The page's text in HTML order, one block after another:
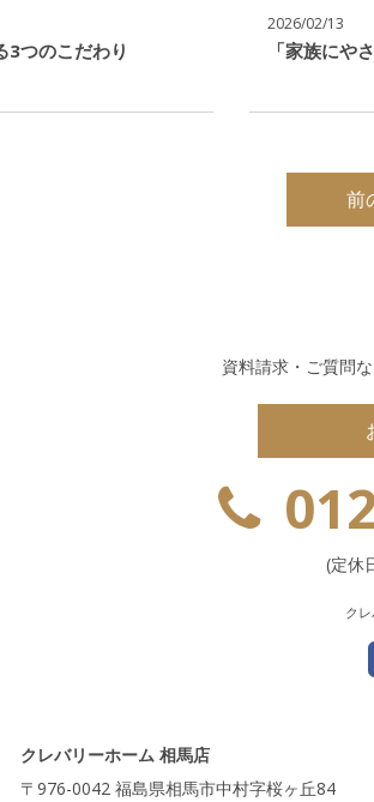
3つのこだわり
2026/02/13
「家族にや
前
資料請求・ご質問
(定休
ク
クレバリーホーム 相馬店
〒976-0042 福島県相馬市中村字桜ヶ丘84